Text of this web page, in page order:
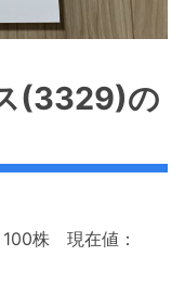
(3329)の
株 現在値：